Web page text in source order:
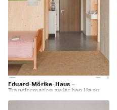
Eduard-Mörike-Haus –
Transformation zwischen Hang
Ismael Rittmann, Bastian Werner